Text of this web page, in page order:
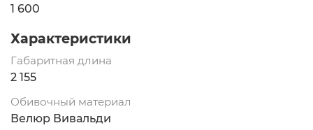
1 600
Характеристики
Габаритная длина
2 155
Обивочный материал
Велюр Вивальди